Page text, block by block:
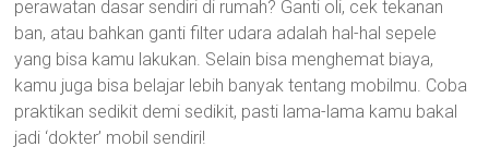
perawatan dasar sendiri di rumah? Ganti oli, cek tekanan
ban, atau bahkan ganti filter udara adalah hal-hal sepele
yang bisa kamu lakukan. Selain bisa menghemat biaya,
kamu juga bisa belajar lebih banyak tentang mobilmu. Coba
praktikan sedikit demi sedikit, pasti lama-lama kamu bakal
jadi ‘dokter’ mobil sendiri!